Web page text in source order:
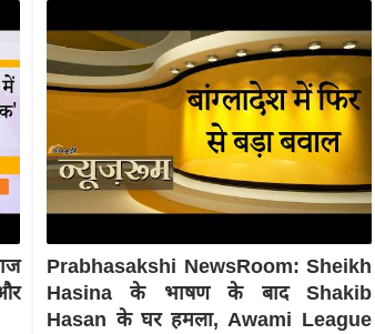
Prabhasakshi NewsRoom: Sheikh
Hasina के भाषण के बाद Shakib
Hasan के घर हमला, Awami League